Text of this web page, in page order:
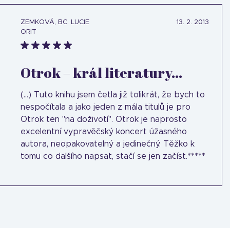
ZEMKOVÁ, BC. LUCIE
ORIT
13. 2. 2013
Otrok – král literatury...
(...) Tuto knihu jsem četla již tolikrát, že bych to
nespočítala a jako jeden z mála titulů je pro
Otrok ten "na doživotí". Otrok je naprosto
excelentní vypravěčský koncert úžasného
autora, neopakovatelný a jedinečný. Těžko k
tomu co dalšího napsat, stačí se jen začíst.*****